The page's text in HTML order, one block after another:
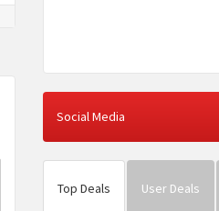
Social Media
Top Deals User Deals